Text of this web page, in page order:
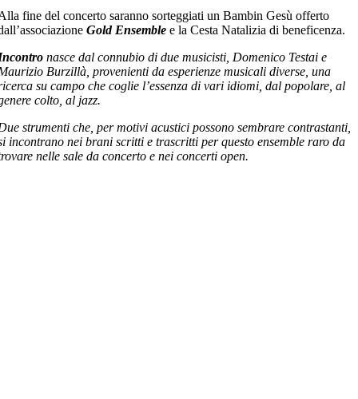
fine del concerto saranno sorteggiati un Bambin Gesù offerto
Gold Ensemble e la Cesta Natalizia di beneficenza.
nasce dal connubio di due musicisti, Domenico Testai e
Burzillà, provenienti da esperienze musicali diverse, una
su campo che coglie l’essenza di vari idiomi, dal popolare, al
colto, al jazz.
strumenti che, per motivi acustici possono sembrare contrastanti,
incontrano nei brani scritti e trascritti per questo ensemble raro da
nelle sale da concerto e nei concerti open.